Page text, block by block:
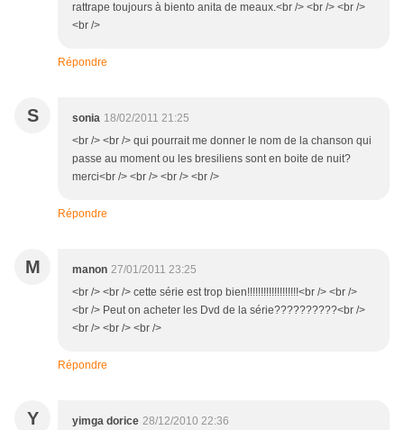
rattrape toujours à biento anita de meaux.<br /> <br /> <br />
<br />
Répondre
S sonia 18/02/2011 21:25
<br /> <br /> qui pourrait me donner le nom de la chanson qui
passe au moment ou les bresiliens sont en boite de nuit?
merci<br /> <br /> <br /> <br />
Répondre
M manon 27/01/2011 23:25
<br /> <br /> cette série est trop bien!!!!!!!!!!!!!!!!!!!<br /> <br />
<br /> Peut on acheter les Dvd de la série??????????<br />
<br /> <br /> <br />
Répondre
Y yimga dorice 28/12/2010 22:36